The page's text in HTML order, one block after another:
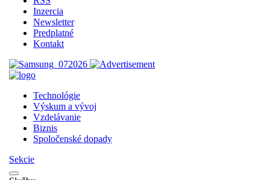
Inzercia
Newsletter
Predplatné
Kontakt
Technológie
Výskum a vývoj
Vzdelávanie
Biznis
Spoločenské dopady
Sekcie